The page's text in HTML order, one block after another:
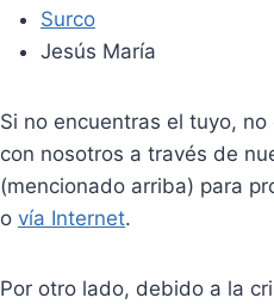
Surco
Jesús María
Si no encuentras el tuyo,
con nosotros a través de
(mencionado arriba) para
o vía Internet.
Por otro lado, debido a la